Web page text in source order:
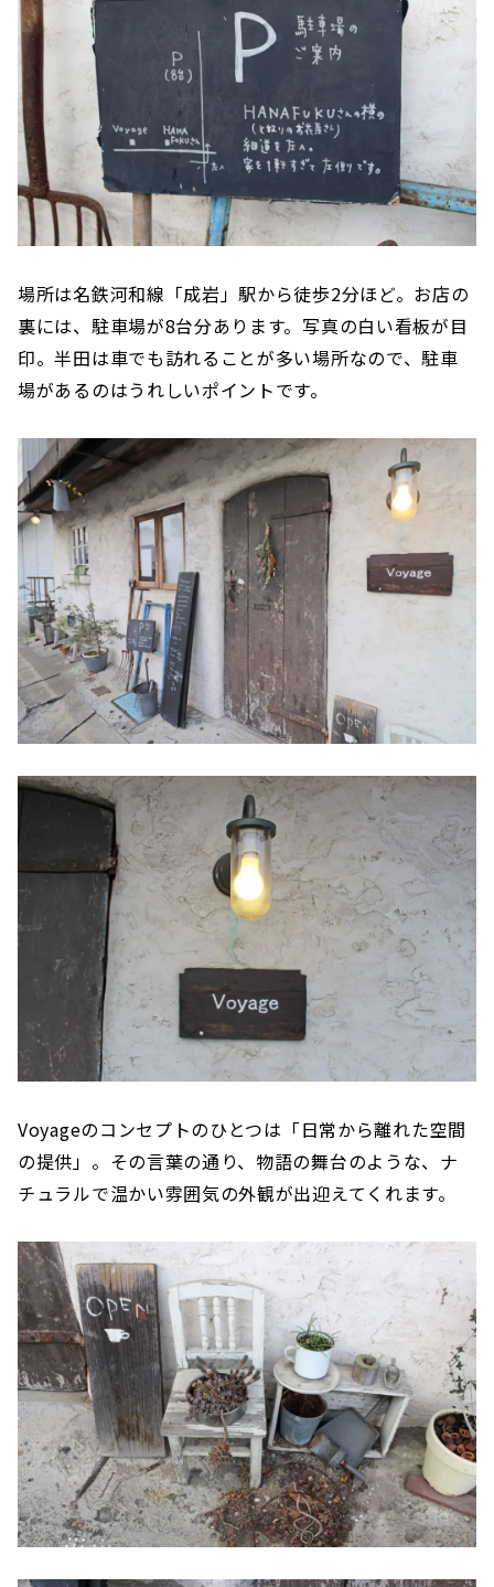
場所は名鉄河和線「成岩」駅から徒歩2分ほど。お店の
裏には、駐車場が8台分あります。写真の白い看板が目
印。半田は車でも訪れることが多い場所なので、駐車
場があるのはうれしいポイントです。
Voyageのコンセプトのひとつは「日常から離れた空間
の提供」。その言葉の通り、物語の舞台のような、ナ
チュラルで温かい雰囲気の外観が出迎えてくれます。